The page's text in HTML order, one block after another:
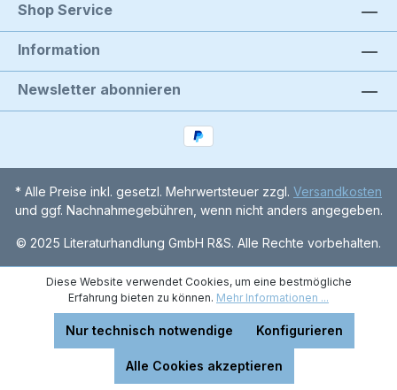
Shop Service
Information
Newsletter abonnieren
* Alle Preise inkl. gesetzl. Mehrwertsteuer zzgl. Versandkosten
und ggf. Nachnahmegebühren, wenn nicht anders angegeben.
© 2025 Literaturhandlung GmbH R&S. Alle Rechte vorbehalten.
Diese Website verwendet Cookies, um eine bestmögliche
Erfahrung bieten zu können. Mehr Informationen ...
Nur technisch notwendige Konfigurieren
Alle Cookies akzeptieren